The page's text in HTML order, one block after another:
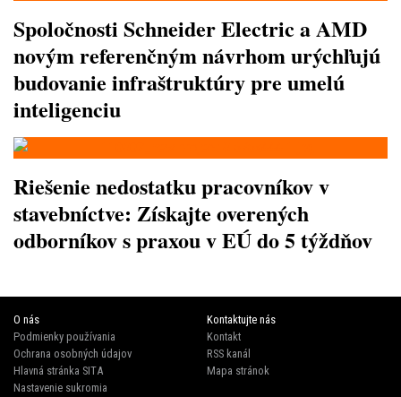
Spoločnosti Schneider Electric a AMD
novým referenčným návrhom urýchľujú
budovanie infraštruktúry pre umelú
inteligenciu
Riešenie nedostatku pracovníkov v
stavebníctve: Získajte overených
odborníkov s praxou v EÚ do 5 týždňov
O nás
Podmienky používania
Ochrana osobných údajov
Hlavná stránka SITA
Nastavenie sukromia
Kontaktujte nás
Kontakt
RSS kanál
Mapa stránok